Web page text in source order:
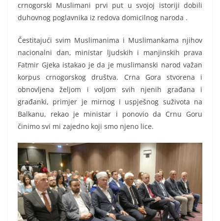
crnogorski Muslimani prvi put u svojoj istoriji dobili
duhovnog poglavnika iz redova domicilnog naroda .
Čestitajući svim Muslimanima i Muslimankama njihov
nacionalni dan, ministar ljudskih i manjinskih prava
Fatmir Gjeka istakao je da je muslimanski narod važan
korpus crnogorskog društva. Crna Gora stvorena i
obnovljena željom i voljom svih njenih građana i
građanki, primjer je mirnog i uspješnog suživota na
Balkanu, rekao je ministar i ponovio da Crnu Goru
činimo svi mi zajedno koji smo njeno lice.